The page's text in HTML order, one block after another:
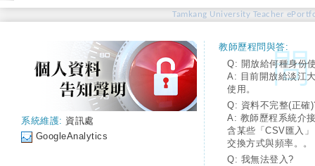
Tamkang University Teacher
系統維護: 資訊處
GoogleAnalytics
教師歷程問與答:
Q: 開放給何種身份
A: 目前開放給淡江
使用。
Q: 資料不完整(正確
A: 教師歷程系統介
含某些「CSV匯入
交換方式與頻率。。
Q: 我無法登入?